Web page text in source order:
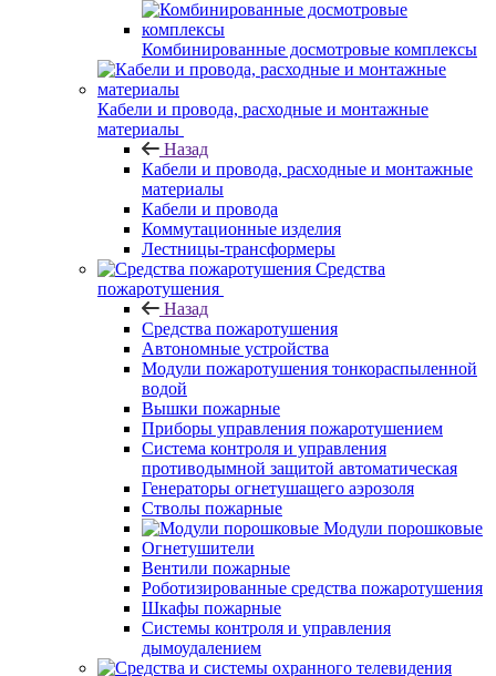
Комбинированные досмотровые комплексы
Кабели и провода, расходные и монтажные
материалы
Назад
Кабели и провода, расходные и монтажные
материалы
Кабели и провода
Коммутационные изделия
Лестницы-трансформеры
Средства
пожаротушения
Назад
Средства пожаротушения
Автономные устройства
Модули пожаротушения тонкораспыленной
водой
Вышки пожарные
Приборы управления пожаротушением
Система контроля и управления
противодымной защитой автоматическая
Генераторы огнетушащего аэрозоля
Стволы пожарные
Модули порошковые
Огнетушители
Вентили пожарные
Роботизированные средства пожаротушения
Шкафы пожарные
Системы контроля и управления
дымоудалением